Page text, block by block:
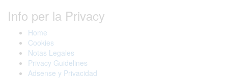
Info per la Privacy
Home
Cookies
Notas Legales
Privacy Guidelines
Adsense y Privacidad